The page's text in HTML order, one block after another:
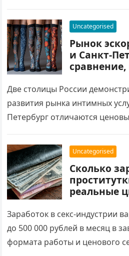
услугам в конкретной
экономическую структуру
механизмы предложения,
влияние теневого статуса на
Uncategorised
Рынок
и Санкт-
Две столицы России
развития рынка интимных
Петербург отличаются
Поисковые запросы типа
Uncategorised
Сколько
реальные
Заработок в секс-индустрии
до 500 000 рублей в месяц в
формата работы и ценового